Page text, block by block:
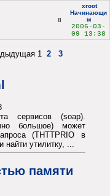
8
xroot
Начинающи
м
2006-03-
09 13:38
1 2
3
сервисов (soap).
большое) может
(THTTPRIO в
утилитку, ...
памяти